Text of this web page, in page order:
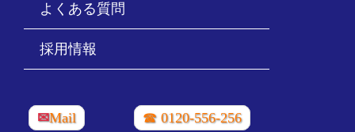
よくある質問
採用情報
✉Mail ☎ 0120-556-256